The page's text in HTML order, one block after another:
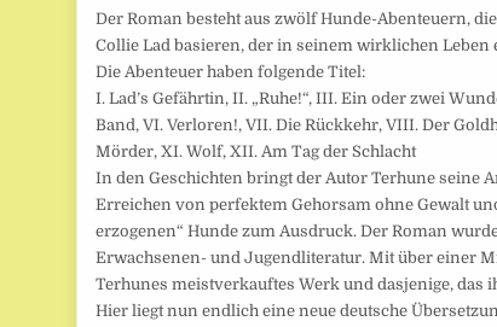
Der Roman besteht aus zwölf Hunde-Abenteuern,
Collie Lad basieren, der in seinem wirklichen Leben
Die Abenteuer haben folgende Titel:
I. Lad’s Gefährtin, II. „Ruhe!“, III. Ein oder zwei
Band, VI. Verloren!, VII. Die Rückkehr, VIII. Der
Mörder, XI. Wolf, XII. Am Tag der Schlacht
In den Geschichten bringt der Autor Terhune seine
Erreichen von perfektem Gehorsam ohne Gewalt
erzogenen“ Hunde zum Ausdruck. Der Roman
Erwachsenen- und Jugendliteratur. Mit über einer
Terhunes meistverkauftes Werk und dasjenige, das
Hier liegt nun endlich eine neue deutsche